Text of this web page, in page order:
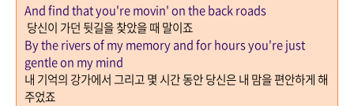
And find that you're movin' on the back roads
당신이 가던 뒷길을 찾았을 때 말이죠
By the rivers of my memory and for hours you're just
gentle on my mind
내 기억의 강가에서 그리고 몇 시간 동안 당신은 내 맘을 편안하게 해
주었죠